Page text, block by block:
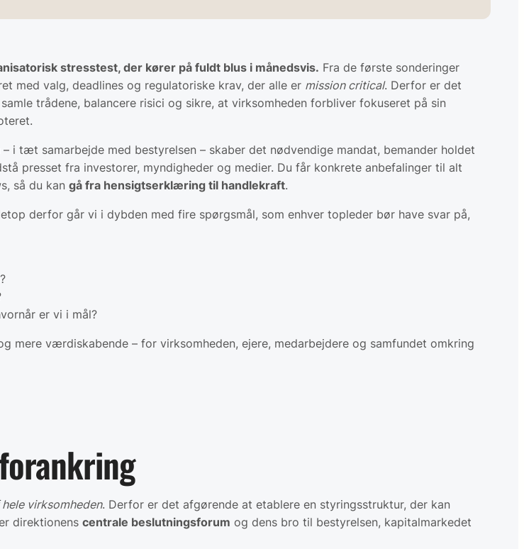
stresstest, der kører på fuldt blus i månedsvis. Fra de første sonderinger
med valg, deadlines og regulatoriske krav, der alle er mission critical. Derfor er det
trådene, balancere risici og sikre, at virksomheden forbliver fokuseret på sin
tæt samarbejde med bestyrelsen – skaber det nødvendige mandat, bemander holdet
presset fra investorer, myndigheder og medier. Du får konkrete anbefalinger til alt
så du kan gå fra hensigtserklæring til handlekraft.
derfor går vi i dybden med fire spørgsmål, som enhver topleder bør have svar på,
er vi i mål?
mere værdiskabende – for virksomheden, ejere, medarbejdere og samfundet omkring
virksomheden. Derfor er det afgørende at etablere en styringsstruktur, der kan
direktionens centrale beslutningsforum og dens bro til bestyrelsen, kapitalmarkedet